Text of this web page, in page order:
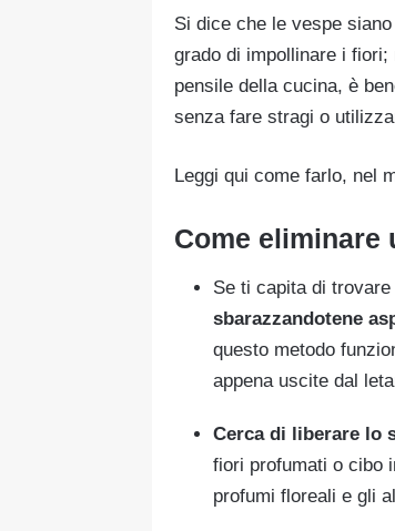
Si dice che le vespe
grado di impollinare i fiori;
pensile della cucina, è
senza fare stragi o
Leggi qui come farlo, nel
Come eliminare
Se ti capita di
sbarazzandotene
questo metodo
appena uscite dal
Cerca di liberare lo
fiori profumati o cibo
profumi floreali e gli